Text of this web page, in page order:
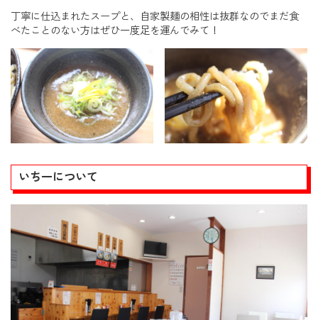
丁寧に仕込まれたスープと、自家製麺の相性は抜群なのでまだ食
べたことのない方はぜひ一度足を運んでみて！
いち一について